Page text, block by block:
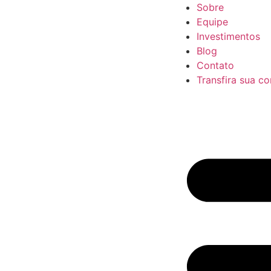
Sobre
Equipe
Investimentos
Blog
Contato
Transfira sua